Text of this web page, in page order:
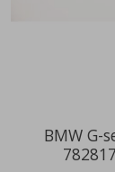
BMW G-